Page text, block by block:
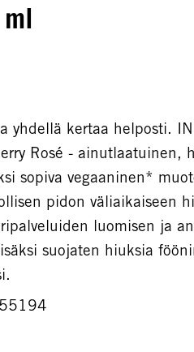
yhdellä kertaa helposti.
Rosé - ainutlaatuinen,
sopiva vegaaninen*
pidon väliaikaiseen
luomisen ja
suojaten hiuksia